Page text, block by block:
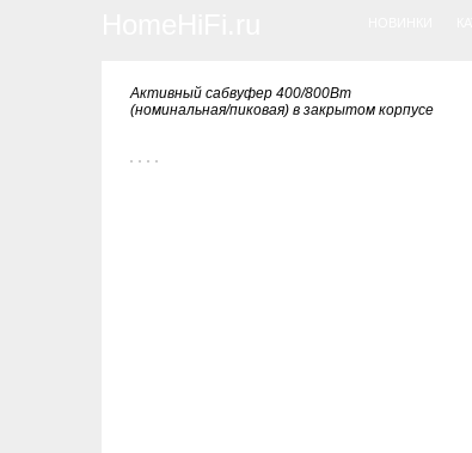
Активный сабвуфер 400/800Вт
(номинальная/пиковая) в закрытом корпусе